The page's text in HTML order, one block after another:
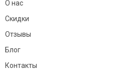
О нас
Скидки
Отзывы
Блог
Контакты